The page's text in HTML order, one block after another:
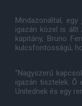
Mindazonáltal,
igazán közel is állt
kapitány, Bruno
kulcsfontosságú,
"Nagyszerű
igazán tisztelek. Ő
Unitednek és egy